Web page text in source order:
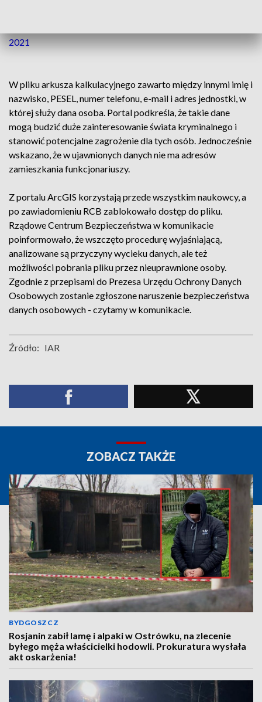
2021
W pliku arkusza kalkulacyjnego zawarto między innymi imię i
nazwisko, PESEL, numer telefonu, e-mail i adres jednostki, w
której służy dana osoba. Portal podkreśla, że takie dane
mogą budzić duże zainteresowanie świata kryminalnego i
stanowić potencjalne zagrożenie dla tych osób. Jednocześnie
wskazano, że w ujawnionych danych nie ma adresów
zamieszkania funkcjonariuszy.
Z portalu ArcGIS korzystają przede wszystkim naukowcy, a
po zawiadomieniu RCB zablokowało dostęp do pliku.
Rządowe Centrum Bezpieczeństwa w komunikacie
poinformowało, że wszczęto procedurę wyjaśniającą,
analizowane są przyczyny wycieku danych, ale też
możliwości pobrania pliku przez nieuprawnione osoby.
Zgodnie z przepisami do Prezesa Urzędu Ochrony Danych
Osobowych zostanie zgłoszone naruszenie bezpieczeństwa
danych osobowych - czytamy w komunikacie.
Źródło: IAR
ZOBACZ TAKŻE
BYDGOSZCZ
Rosjanin zabił lamę i alpaki w Ostrówku, na zlecenie
byłego męża właścicielki hodowli. Prokuratura wysłała
akt oskarżenia!